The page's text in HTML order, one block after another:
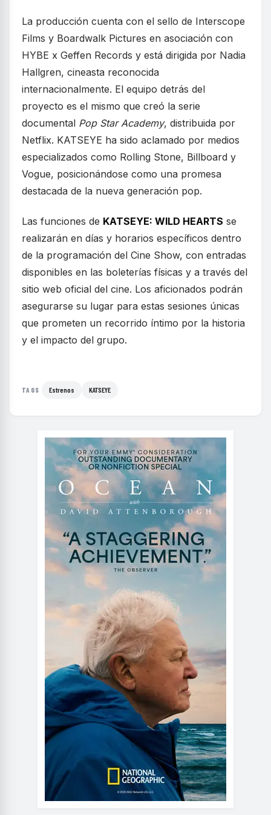
La producción cuenta con el sello de Interscope
Films y Boardwalk Pictures en asociación con
HYBE x Geffen Records y está dirigida por Nadia
Hallgren, cineasta reconocida
internacionalmente. El equipo detrás del
proyecto es el mismo que creó la serie
documental Pop Star Academy, distribuida por
Netflix. KATSEYE ha sido aclamado por medios
especializados como Rolling Stone, Billboard y
Vogue, posicionándose como una promesa
destacada de la nueva generación pop.
Las funciones de KATSEYE: WILD HEARTS se
realizarán en días y horarios específicos dentro
de la programación del Cine Show, con entradas
disponibles en las boleterías físicas y a través del
sitio web oficial del cine. Los aficionados podrán
asegurarse su lugar para estas sesiones únicas
que prometen un recorrido íntimo por la historia
y el impacto del grupo.
TAGS Estrenos KATSEYE